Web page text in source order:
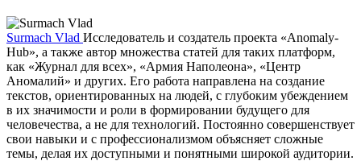
Surmach Vlad Исследователь и создатель проекта «Anomaly-
Hub», а также автор множества статей для таких платформ,
как «Журнал для всех», «Армия Наполеона», «Центр
Аномалий» и других. Его работа направлена на создание
текстов, ориентированных на людей, с глубоким убеждением
в их значимости и роли в формировании будущего для
человечества, а не для технологий. Постоянно совершенствует
свои навыки и с профессионализмом объясняет сложные
темы, делая их доступными и понятными широкой аудитории.